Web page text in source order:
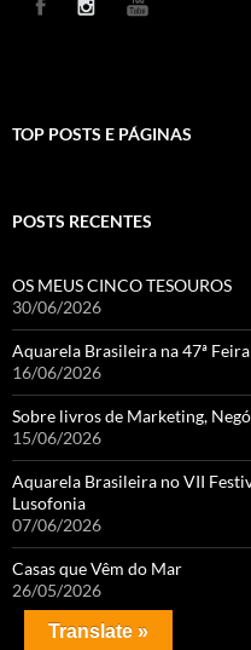
TOP POSTS E PÁGINAS
POSTS RECENTES
OS MEUS CINCO TESOUROS
30/06/2026
Aquarela Brasileira na 47ª
16/06/2026
Sobre livros de Marketing,
15/06/2026
Aquarela Brasileira no VII
Lusofonia
07/06/2026
Casas que Vêm do Mar
26/05/2026
Translate »